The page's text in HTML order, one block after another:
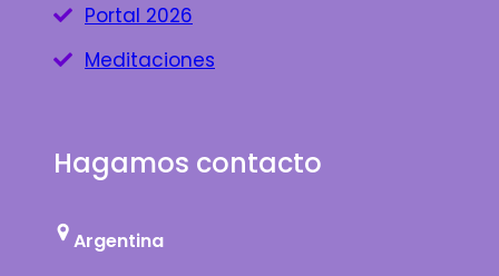
Portal 2026
Meditaciones
Hagamos contacto
Argentina